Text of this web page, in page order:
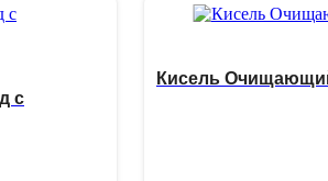
с
Кисель